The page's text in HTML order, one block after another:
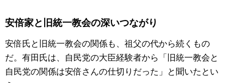
安倍家と旧統一教会の深いつながり
安倍氏と旧統一教会の関係も、祖父の代から続くもの
だ。有田氏は、自民党の大臣経験者から「旧統一教会と
自民党の関係は安倍さんの仕切りだった」と聞いたとい